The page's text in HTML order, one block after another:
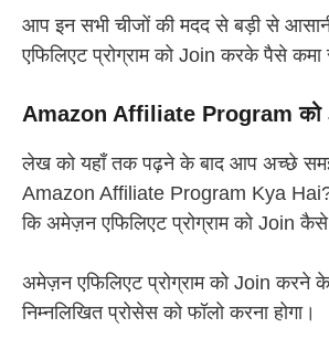
आप इन सभी चीजों की मदद से बड़ी से
एफिलिएट प्रोग्राम को Join करके पैसे
Amazon Affiliate Program
लेख को यहाँ तक पढ़ने के बाद आप अच्छे
Amazon Affiliate Program Kya
कि अमेज़न एफिलिएट प्रोग्राम को Join
अमेज़न एफिलिएट प्रोग्राम को Join करने
निम्नलिखित प्रोसेस को फॉलो करना होगा।